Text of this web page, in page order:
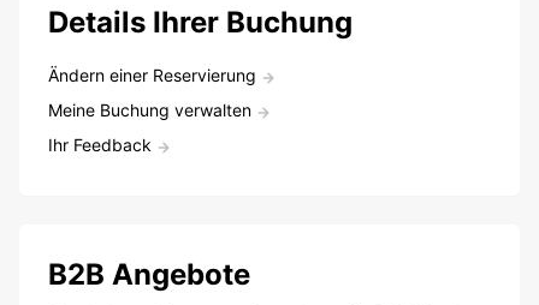
Details Ihrer Buchung
Ändern einer Reservierung
Meine Buchung verwalten
Ihr Feedback
B2B Angebote